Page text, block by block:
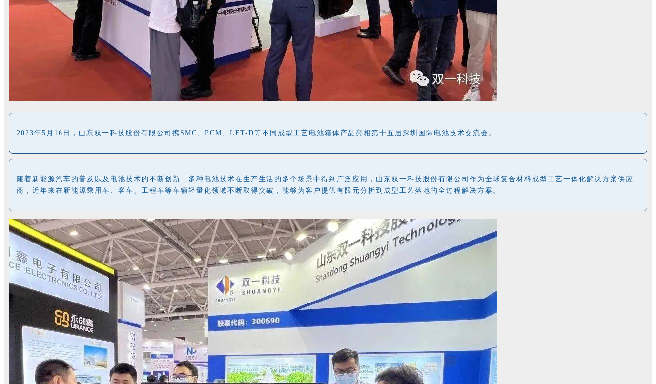
2023年5月16日，山东双一科技股份有限公司携SMC、PCM、LFT-D等不同成型工艺电池箱体产品亮相第十五届深圳国际电池技术交流会。
随着新能源汽车的普及以及电池技术的不断创新，多种电池技术在生产生活的多个场景中得到广泛应用，山东双一科技股份有限公司作为全球复合材料成型工艺一体化解决方案供应
商，近年来在新能源乘用车、客车、工程车等车辆轻量化领域不断取得突破，能够为客户提供有限元分析到成型工艺落地的全过程解决方案。